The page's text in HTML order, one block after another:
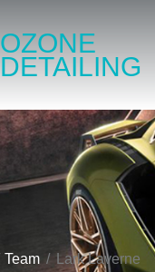
OZONE
DETAILING
Team Lark Laverne